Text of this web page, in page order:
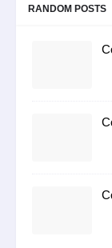
RANDOM POSTS